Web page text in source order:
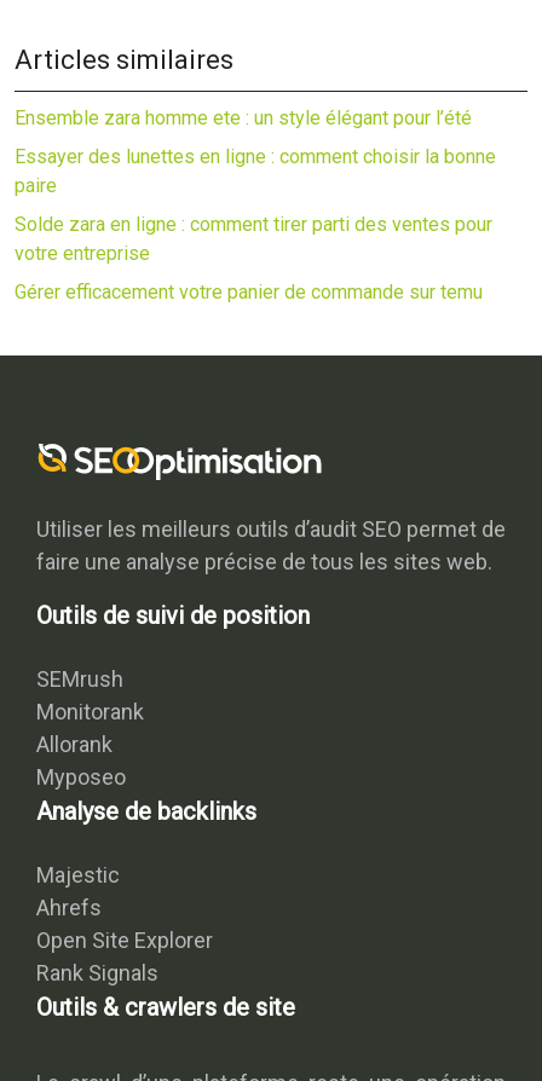
Articles similaires
Ensemble zara homme ete : un style élégant pour l’été
Essayer des lunettes en ligne : comment choisir la bonne
paire
Solde zara en ligne : comment tirer parti des ventes pour
votre entreprise
Gérer efficacement votre panier de commande sur temu
Utiliser les meilleurs outils d’audit SEO permet de
faire une analyse précise de tous les sites web.
Outils de suivi de position
SEMrush
Monitorank
Allorank
Myposeo
Analyse de backlinks
Majestic
Ahrefs
Open Site Explorer
Rank Signals
Outils & crawlers de site